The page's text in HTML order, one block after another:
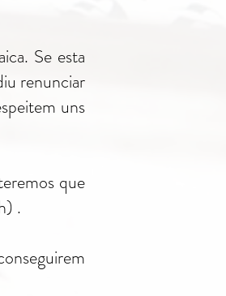
Se esta
renunciar
uns
que
.